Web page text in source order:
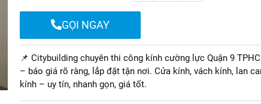
GỌI NGAY
📌 Citybuilding chuyên thi công kính cường lực Quận 9
– báo giá rõ ràng, lắp đặt tận nơi. Cửa kính, vách kính, lan
kính – uy tín, nhanh gọn, giá tốt.